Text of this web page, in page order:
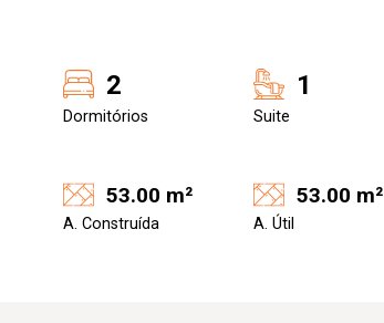
2
Dormitórios
1
Suite
53.00 m²
A. Construída
53.00 m²
A. Útil